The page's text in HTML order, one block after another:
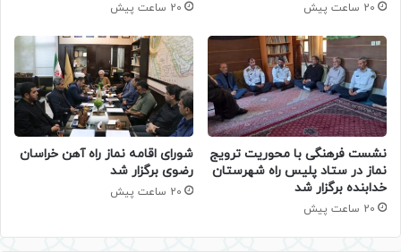
20 ساعت پیش 20 ساعت پیش
نشست فرهنگی با محوریت ترویج
نماز در ستاد پلیس راه شهرستان
خدابنده برگزار شد
20 ساعت پیش
شورای اقامه نماز راه آهن خراسان
رضوی برگزار شد
20 ساعت پیش